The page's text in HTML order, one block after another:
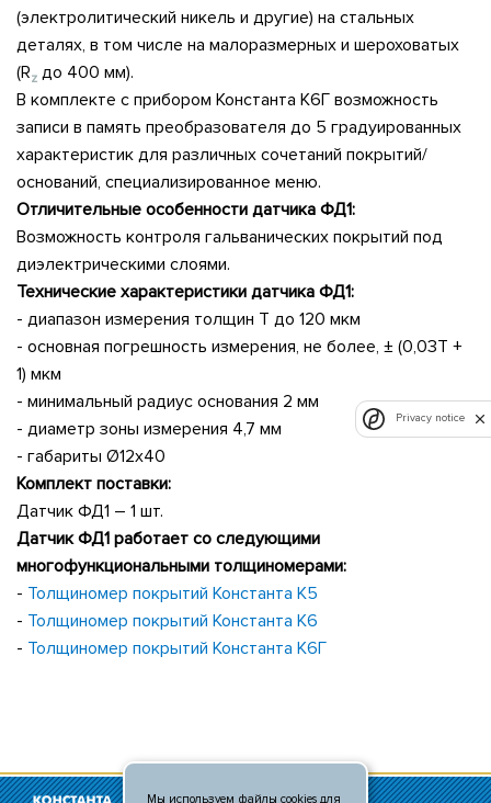
(электролитический никель и другие) на стальных
деталях, в том числе на малоразмерных и шероховатых
(Rz до 400 мм).
В комплекте с прибором Константа К6Г возможность
записи в память преобразователя до 5 градуированных
характеристик для различных сочетаний покрытий/
оснований, специализированное меню.
Отличительные особенности датчика ФД1:
Возможность контроля гальванических покрытий под
диэлектрическими слоями.
Технические характеристики датчика ФД1:
- диапазон измерения толщин Т до 120 мкм
- основная погрешность измерения, не более, ± (0,03Т +
1) мкм
- минимальный радиус основания 2 мм
- диаметр зоны измерения 4,7 мм
- габариты Ø12х40
Комплект поставки:
Датчик ФД1 – 1 шт.
Датчик ФД1 работает со следующими
многофункциональными толщиномерами:
- Толщиномер покрытий Константа К5
- Толщиномер покрытий Константа К6
- Толщиномер покрытий Константа К6Г
Мы используем файлы cookies для
Privacy notice